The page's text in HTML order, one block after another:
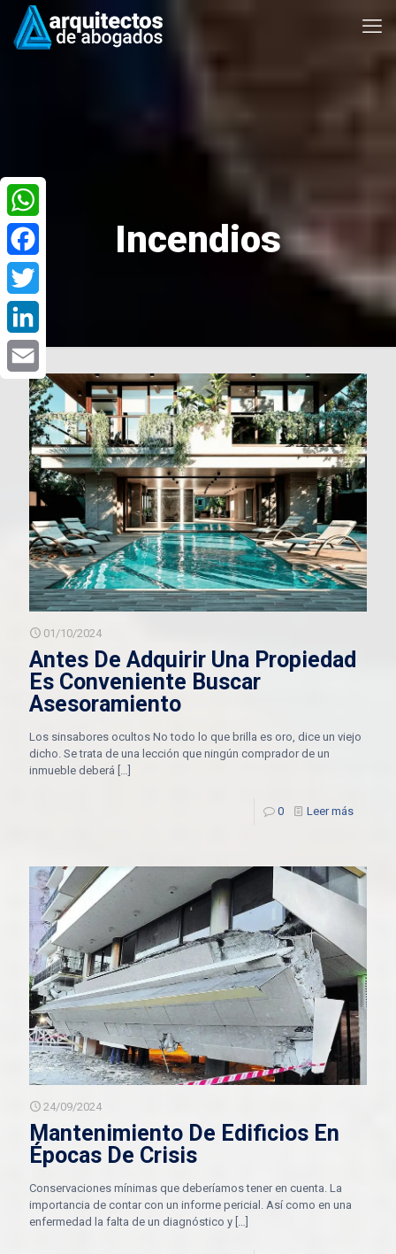
Incendios
01/10/2024
Antes De Adquirir Una Propiedad
Es Conveniente Buscar
Asesoramiento
Los sinsabores ocultos No todo lo que brilla es oro, dice un viejo
dicho. Se trata de una lección que ningún comprador de un
inmueble deberá
0 Leer más
24/09/2024
Mantenimiento De Edificios En
Épocas De Crisis
Conservaciones mínimas que deberíamos tener en cuenta. La
importancia de contar con un informe pericial. Así como en una
enfermedad la falta de un diagnóstico y […]
WhatsApp
Facebook
Twitter
LinkedIn
Email